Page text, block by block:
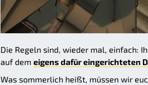
Die Regeln sind, wieder mal, einfach:
auf dem eigens dafür eingerichteten
Was sommerlich heißt, müssen wir